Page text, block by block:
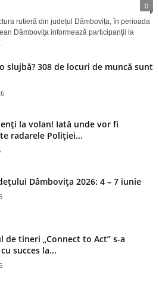
0
rutieră din județul Dâmbovița, în perioada
Dâmboviţa informează participanţii la
slujbă? 308 de locuri de muncă sunt
la volan! Iată unde vor fi
radarele Poliției...
Dâmbovița 2026: 4 – 7 iunie
de tineri „Connect to Act” s-a
succes la...